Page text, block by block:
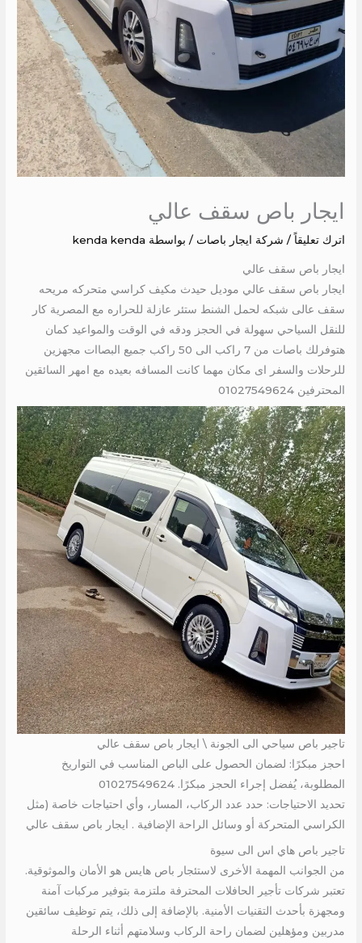
ايجار باص سقف عالي
اترك تعليقاً / شركة ايجار باصات / بواسطة kenda kenda
ايجار باص سقف عالي
ايجار باص سقف عالي موديل حيدث مكيف كراسي متحركه مريحه
سقف عالى شبكه لحمل الشنط ستئر عازلة للحراره مع المصرية كار
للنقل السياحي سهولة في الحجز ودقه في الوقت والمواعيد كمان
هتوفرلك باصات من 7 راكب الى 50 راكب جميع البصاات مجهزين
للرحلات والسفر اى مكان مهما كانت المسافه بعيده مع امهر السائقين
المحترفين 01027549624
تاجير باص سياحي الى الجونة \ ايجار باص سقف عالي
احجز مبكرًا: لضمان الحصول على الباص المناسب في التواريخ
المطلوبة، يُفضل إجراء الحجز مبكرًا. 01027549624
تحديد الاحتياجات: حدد عدد الركاب، المسار، وأي احتياجات خاصة (مثل
الكراسي المتحركة أو وسائل الراحة الإضافية . ايجار باص سقف عالي
تاجير باص هاي اس الى سيوة
من الجوانب المهمة الأخرى لاستئجار باص هايس هو الأمان والموثوقية.
تعتبر شركات تأجير الحافلات المحترفة ملتزمة بتوفير مركبات آمنة
ومجهزة بأحدث التقنيات الأمنية. بالإضافة إلى ذلك، يتم توظيف سائقين
مدربين ومؤهلين لضمان راحة الركاب وسلامتهم أثناء الرحلة